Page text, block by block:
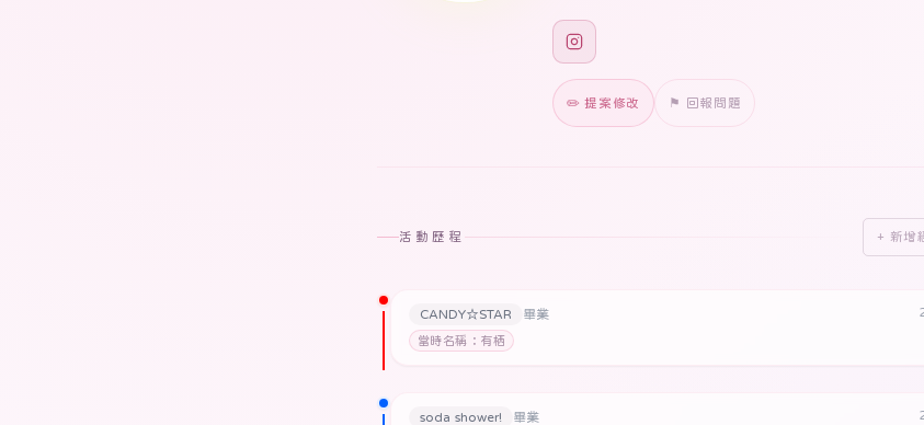
✏️ 提案修改 ⚑ 回報問題
活動歷程 + 新增
CANDY☆STAR
畢業
當時名稱：有栖
soda shower! 畢業